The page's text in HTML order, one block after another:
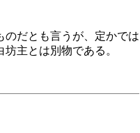
のだとも言うが、定かでは
主とは別物である。